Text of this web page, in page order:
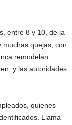
entre 8 y 10, de la
muchas quejas, con
remodelan
y las autoridades
quienes
Llama